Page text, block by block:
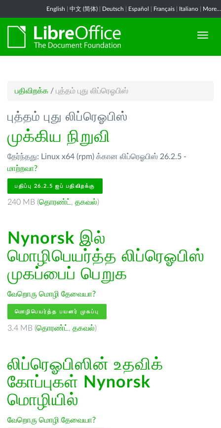
English 中文 (简体) Deutsch Español Français Italiano More...
பதிவிறக்க / புத்தம் புது லிப்ரெஓபிஸ்
புத்தம் புது லிப்ரெஓபிஸ்
முக்கிய நிறுவி
தேர்ந்தது: Linux x64 (rpm) க்கான லிப்ரெஓபிஸ் 26.2.5 -
மாற்றவா?
பதிப்பு 26.2.5 ஐப் பதிவிறக்கு
240 MB (தொரண்ட் , தகவல்)
Nynorsk இல்
மொழிபெயர்த்த லிப்ரெஓபிஸ்
முகப்பைப் பெறுக
வேறொரு மொழி தேவையா?
மொழிபெயர்த்த பயனர் முகப்பு
3.4 MB (தொரண்ட் , தகவல்)
லிப்ரெஓபிஸின் உதவிக்
கோப்புகள் Nynorsk
மொழியில்
வேறொரு மொழி தேவையா?